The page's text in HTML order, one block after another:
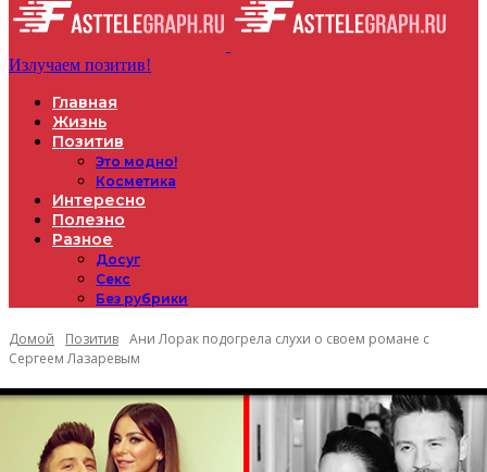
Излучаем позитив!
Главная
Жизнь
Позитив
Это модно!
Косметика
Интересно
Полезно
Разное
Досуг
Секс
Без рубрики
Домой Позитив Ани Лорак подогрела слухи о своем романе с
Сергеем Лазаревым